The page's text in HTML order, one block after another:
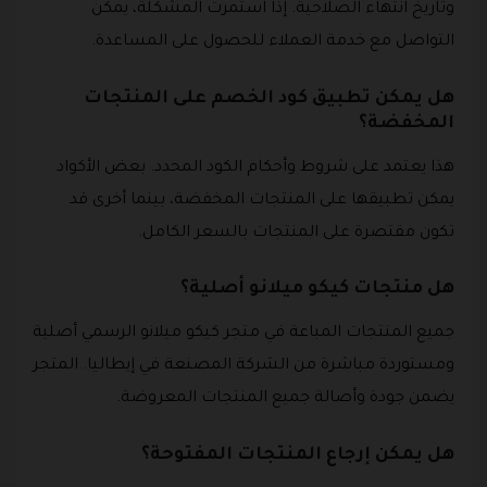
وتاريخ انتهاء الصلاحية. إذا استمرت المشكلة، يمكن
التواصل مع خدمة العملاء للحصول على المساعدة.
هل يمكن تطبيق كود الخصم على المنتجات
المخفضة؟
هذا يعتمد على شروط وأحكام الكود المحدد. بعض الأكواد
يمكن تطبيقها على المنتجات المخفضة، بينما أخرى قد
تكون مقتصرة على المنتجات بالسعر الكامل.
هل منتجات كيكو ميلانو أصلية؟
جميع المنتجات المباعة في متجر كيكو ميلانو الرسمي أصلية
ومستوردة مباشرة من الشركة المصنعة في إيطاليا. المتجر
يضمن جودة وأصالة جميع المنتجات المعروضة.
هل يمكن إرجاع المنتجات المفتوحة؟